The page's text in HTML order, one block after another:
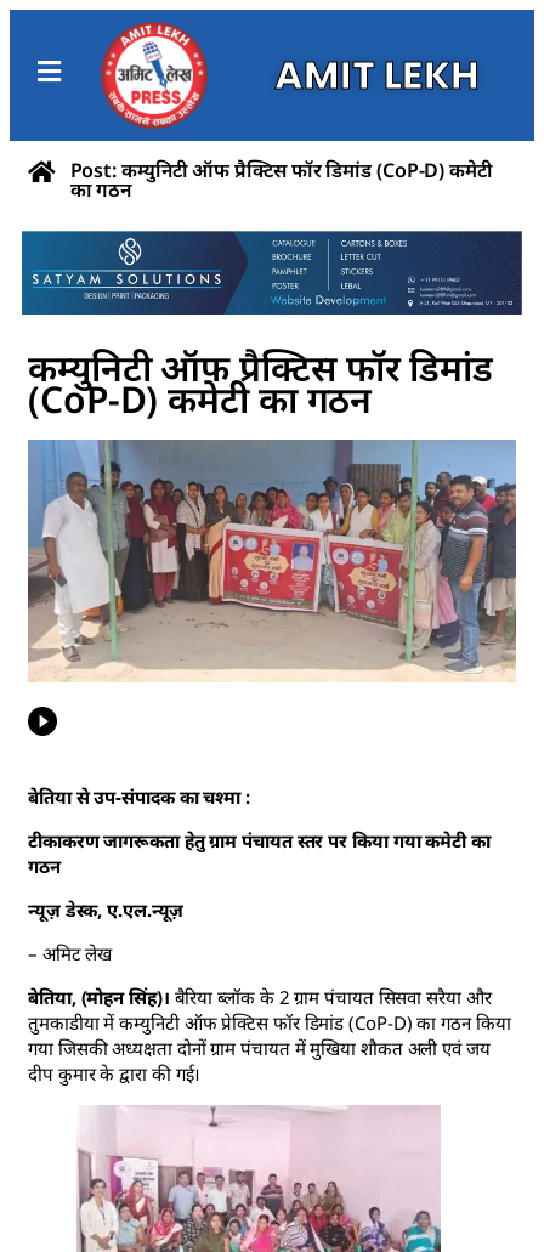
AMIT LEKH
Post: कम्युनिटी ऑफ प्रैक्टिस फॉर डिमांड (CoP-D) कमेटी
का गठन
कम्युनिटी ऑफ प्रैक्टिस फॉर डिमांड
(CoP-D) कमेटी का गठन
बेतिया से उप-संपादक का चश्मा :
टीकाकरण जागरूकता हेतु ग्राम पंचायत स्तर पर किया गया कमेटी का
गठन
न्यूज़ डेस्क, ए.एल.न्यूज़
– अमिट लेख
बेतिया, (मोहन सिंह)। बैरिया ब्लॉक के 2 ग्राम पंचायत सिसवा सरैया और
तुमकाडीया में कम्युनिटी ऑफ प्रेक्टिस फॉर डिमांड (CoP-D) का गठन किया
गया जिसकी अध्यक्षता दोनों ग्राम पंचायत में मुखिया शौकत अली एवं जय
दीप कुमार के द्वारा की गई।